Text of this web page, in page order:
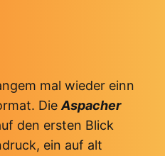
mal wieder einn
Die Aspacher
den ersten Blick
ein auf alt